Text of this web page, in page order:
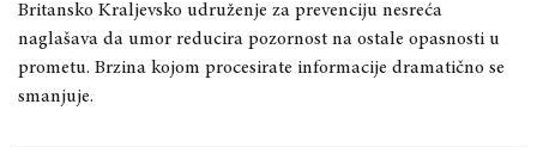
Britansko Kraljevsko udruženje za prevenciju nesreća
naglašava da umor reducira pozornost na ostale opasnosti u
prometu. Brzina kojom procesirate informacije dramatično se
smanjuje.